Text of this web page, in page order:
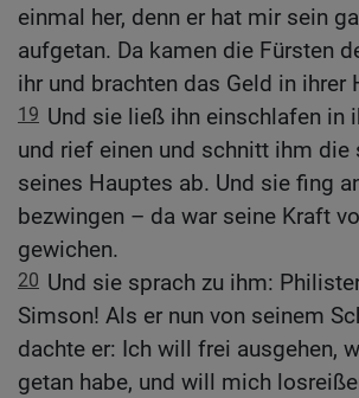
einmal her, denn er hat mir sein
aufgetan. Da kamen die Fürsten
ihr und brachten das Geld in ihrer
19 Und sie ließ ihn einschlafen in
und rief einen und schnitt ihm die
seines Hauptes ab. Und sie fing
bezwingen – da war seine Kraft
gewichen.
20 Und sie sprach zu ihm:
Simson! Als er nun von seinem
dachte er: Ich will frei ausgehen,
getan habe, und will mich